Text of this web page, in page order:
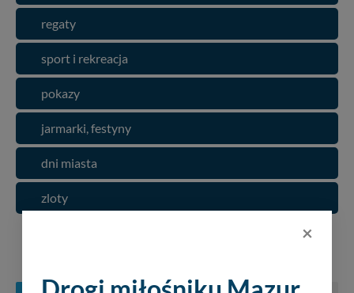
regaty
sport i rekreacja
pokazy
jarmarki, festyny
dni miasta
zloty
×